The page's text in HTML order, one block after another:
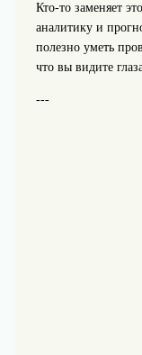
Кто-то заменяет
аналитику и
полезно уметь
что вы видите
---